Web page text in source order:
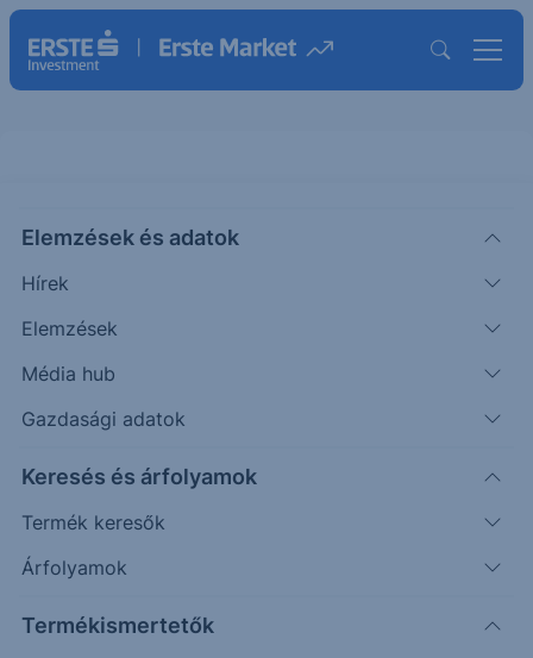
Elemzések és adatok
Hírek
Elemzések
Média hub
Gazdasági adatok
Keresés és árfolyamok
Termék keresők
Árfolyamok
Termékismertetők
AZUL(USA)
Azul SA
8.58 USD
Időpont: 26.08.07. 22:00
Előző záró:
8.51
Árfolyamértesítő rögzítése
További információk kérése